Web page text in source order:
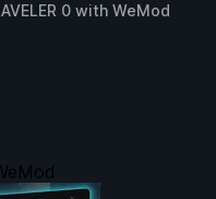
0 with WeMod